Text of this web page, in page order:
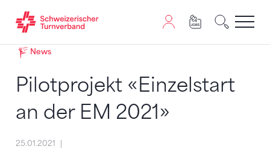
Zum Inhalt springen
Zur Sitemap navigieren
Zum Navigieren dieser Seite wird JavaScript benötigt.
News
Pilotprojekt «Einzelstart
an der EM 2021»
25.01.2021